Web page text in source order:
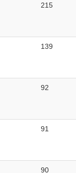
215
139
92
91
90